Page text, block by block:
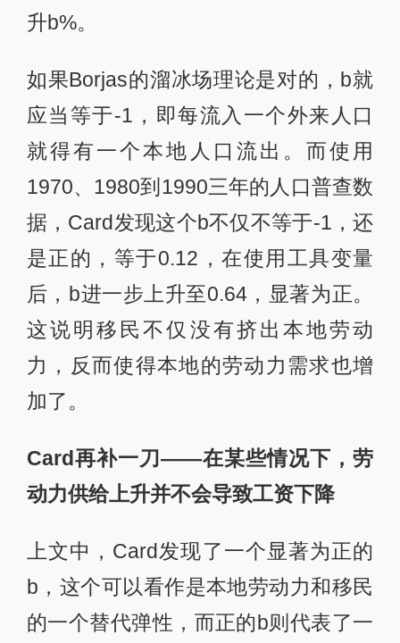
升b%。
如果Borjas的溜冰场理论是对的，b就
应当等于-1，即每流入一个外来人口
就得有一个本地人口流出。而使用
1970、1980到1990三年的人口普查数
据，Card发现这个b不仅不等于-1，还
是正的，等于0.12，在使用工具变量
后，b进一步上升至0.64，显著为正。
这说明移民不仅没有挤出本地劳动
力，反而使得本地的劳动力需求也增
加了。
Card再补一刀——在某些情况下，劳
动力供给上升并不会导致工资下降
上文中，Card发现了一个显著为正的
b，这个可以看作是本地劳动力和移民
的一个替代弹性，而正的b则代表了一